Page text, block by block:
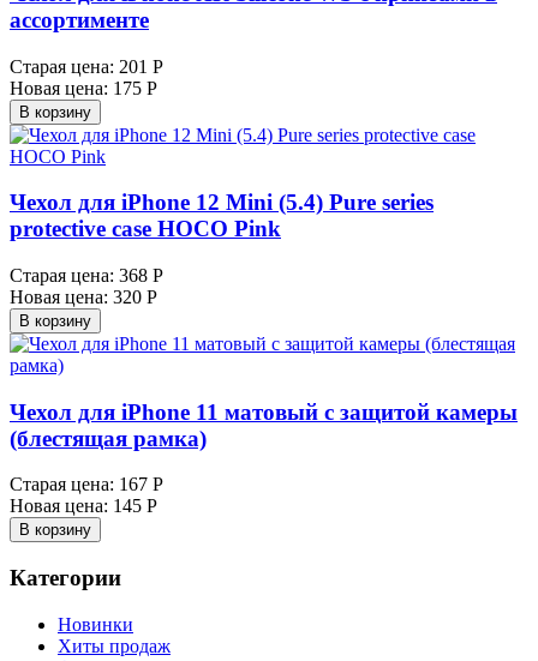
ассортименте
Старая цена: 201 Р
Новая цена: 175 Р
В корзину
Чехол для iPhone 12 Mini (5.4) Pure series
protective case HOCO Pink
Старая цена: 368 Р
Новая цена: 320 Р
В корзину
Чехол для iPhone 11 матовый с защитой камеры
(блестящая рамка)
Старая цена: 167 Р
Новая цена: 145 Р
В корзину
Категории
Новинки
Хиты продаж